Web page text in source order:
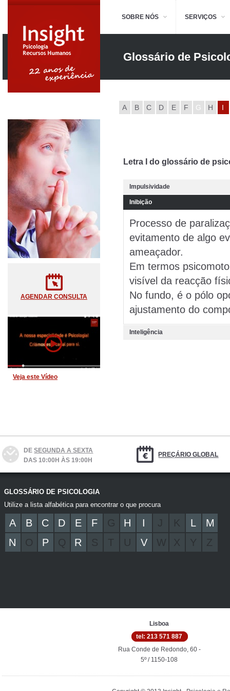
SOBRE NÓS SERVIÇOS
Glossário de
A B C D E F G H I
Letra I do glossário de
Impulsividade
Inibição
Processo de
evitamento de algo
ameaçador.
Em termos
visível da reacção
No fundo, é o pólo
ajustamento do
Inteligência
AGENDAR CONSULTA
Veja este Vídeo
DESEGUNDA A SEXTA
DAS 10:00H ÀS 19:00H
PREÇÁRIO GLOBAL
GLOSSÁRIO DE PSICOLOGIA
Utilize a lista alfabética para encontrar o que procura
A B C D E F G H I K L
M
N
O P Q R S V W X Y Z
Lisboa
tel: 213 571 887
Rua Conde de Redondo, 60 -
5º / 1150-108